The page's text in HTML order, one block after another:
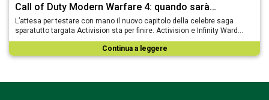
Call of Duty Modern Warfare 4: quando sarà…
L’attesa per testare con mano il nuovo capitolo della celebre saga
sparatutto targata Activision sta per finire. Activision e Infinity Ward…
Continua a leggere